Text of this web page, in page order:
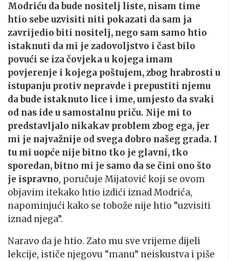
Modriću da bude nositelj liste, nisam time
htio sebe uzvisiti niti pokazati da sam ja
zavrijedio biti nositelj, nego sam samo htio
istaknuti da mi je zadovoljstvo i čast bilo
povući se iza čovjeka u kojega imam
povjerenje i kojega poštujem, zbog hrabrosti u
istupanju protiv nepravde i prepustiti njemu
da bude istaknuto lice i ime, umjesto da svaki
od nas ide u samostalnu priču. Nije mi to
predstavljalo nikakav problem zbog ega, jer
mi je najvažnije od svega dobro našeg grada. I
tu mi uopće nije bitno tko je glavni, tko
sporedan, bitno mi je samo da se čini ono što
je ispravno, poručuje Mijatović koji se ovom
objavim itekako htio izdići iznad Modrića,
napominjući kako se tobože nije htio “uzvisiti
iznad njega”.
Naravo da je htio. Zato mu sve vrijeme dijeli
lekcije, ističe njegovu “manu” neiskustva i piše